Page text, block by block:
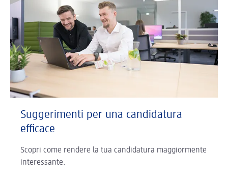
Suggerimenti per una candidatura
efficace
Scopri come rendere la tua candidatura maggiormente
interessante.